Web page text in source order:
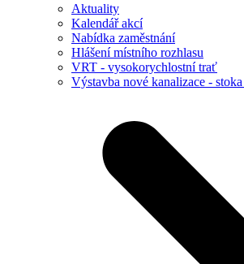
Aktuality
Kalendář akcí
Nabídka zaměstnání
Hlášení místního rozhlasu
VRT - vysokorychlostní trať
Výstavba nové kanalizace -